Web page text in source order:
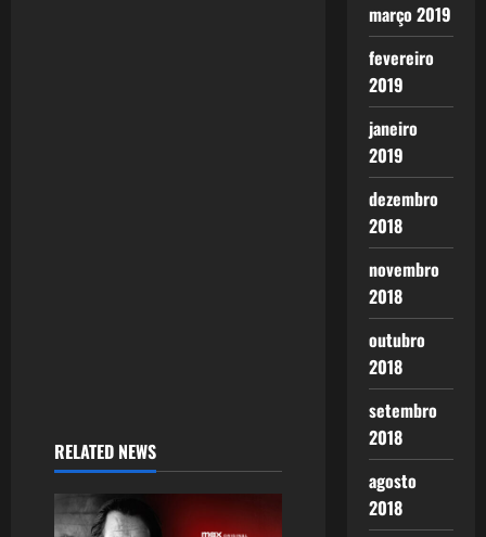
RELATED NEWS
março 2019
fevereiro
2019
janeiro
2019
dezembro
2018
novembro
2018
outubro
2018
setembro
2018
agosto
2018